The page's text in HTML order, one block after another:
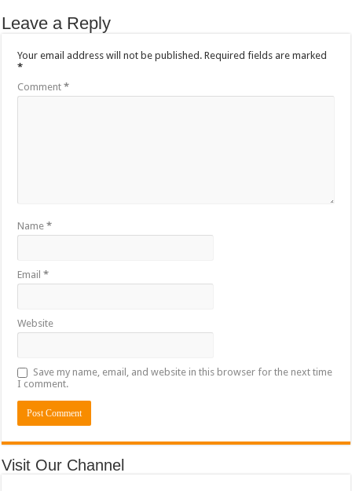
Leave a Reply
Your email address will not be published. Required fields are marked
*
Comment*
Name*
Email*
Website
Save my name, email, and website in this browser for the next time
I comment.
Visit Our Channel